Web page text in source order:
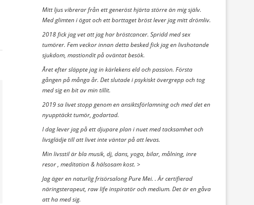
Mitt ljus vibrerar från ett generöst hjärta större än mig själv.
Med glimten i ögat och ett borttaget bröst lever jag mitt drömliv.
2018 fick jag vet att jag har bröstcancer. Spridd med sex
tumörer. Fem veckor innan detta besked fick jag en livshotande
sjukdom, mastiondit på oväntat besök.
Året efter släppte jag in kärlekens eld och passion. Första
gången på många år. Det slutade i psykiskt övergrepp och tog
med sig en bit av min tillit.
2019 sa livet stopp genom en ansiktsförlamning och med det en
nyupptäckt tumör, godartad.
I dag lever jag på ett djupare plan i nuet med tacksamhet och
livsglädje till att livet inte väntar på att levas.
Min livsstil är bla musik, dj, dans, yoga, bilar, målning, inre
resor , meditation & hälsosam kost. >
Jag äger en naturlig frisörsalong Pure Mei. . Är certifierad
näringsterapeut, raw life inspiratör och medium. Det är en gåva
att ha med sig.